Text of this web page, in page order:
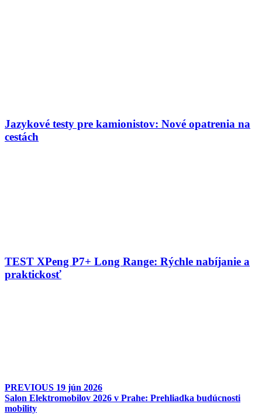
Jazykové testy pre kamionistov: Nové opatrenia na
cestách
TEST XPeng P7+ Long Range: Rýchle nabíjanie a
praktickosť
PREVIOUS 19 jún 2026
Salon Elektromobilov 2026 v Prahe: Prehliadka budúcnosti
mobility